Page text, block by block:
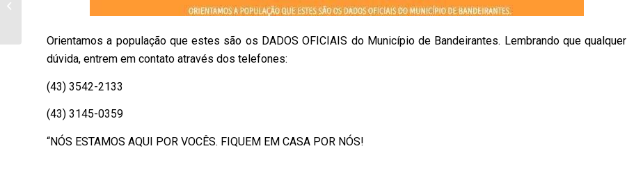
Orientamos a população que estes são os DADOS OFICIAIS do Município de Bandeirantes. Lembrando que qualquer
dúvida, entrem em contato através dos telefones:
(43) 3542-2133
(43) 3145-0359
“NÓS ESTAMOS AQUI POR VOCÊS. FIQUEM EM CASA POR NÓS!
Comercial, Industrial e